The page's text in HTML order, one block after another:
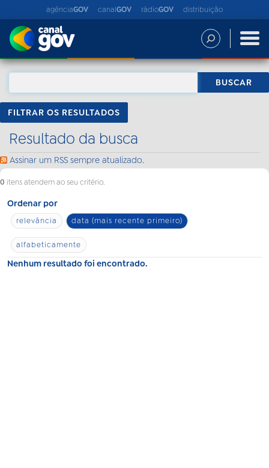
agênciaGOV canalGOV rádioGOV distribuição
FILTRAR OS RESULTADOS
Resultado da busca
Assinar um RSS sempre atualizado.
0 itens atendem ao seu critério.
Ordenar por
relevância data (mais recente primeiro)
alfabeticamente
Nenhum resultado foi encontrado.